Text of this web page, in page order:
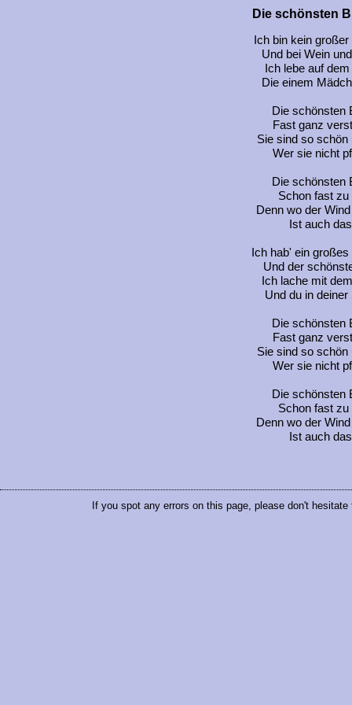
Die schönsten
Ich bin kein
Und bei Wein
Ich lebe auf
Die einem
Die schönsten
Fast ganz
Sie sind so schön
Wer sie nicht
Die schönsten
Schon fast
Denn wo der
Ist auch
Ich hab' ein
Und der
Ich lache mit
Und du in
Die schönsten
Fast ganz
Sie sind so schön
Wer sie nicht
Die schönsten
Schon fast
Denn wo der
Ist auch
If you spot any errors on this page, please don't